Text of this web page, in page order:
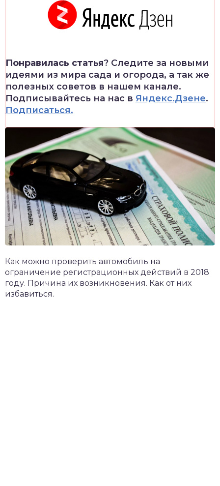
Понравилась статья? Следите за новыми
идеями из мира сада и огорода, а так же
полезных советов в нашем канале.
Подписывайтесь на нас в Яндекс.Дзене.
Подписаться.
Как можно проверить автомобиль на
ограничение регистрационных действий в 2018
году. Причина их возникновения. Как от них
избавиться.